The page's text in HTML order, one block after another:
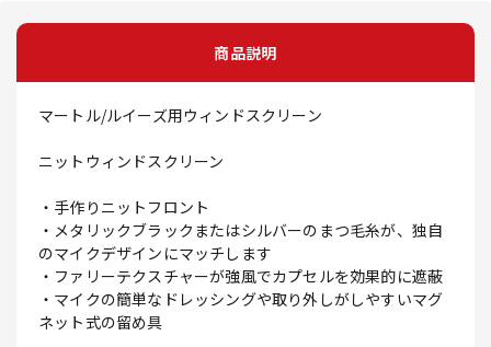
商品説明
マートル/ルイーズ用ウィンドスクリーン
ニットウィンドスクリーン
・手作りニットフロント
・メタリックブラックまたはシルバーのまつ毛糸が、独自
のマイクデザインにマッチします
・ファリーテクスチャーが強風でカプセルを効果的に遮蔽
・マイクの簡単なドレッシングや取り外しがしやすいマグ
ネット式の留め具